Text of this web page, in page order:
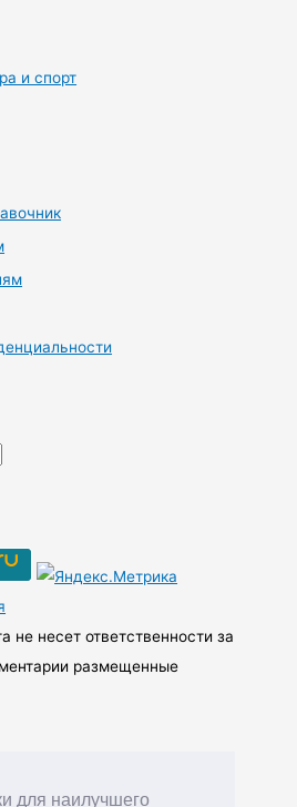
для наилучшего
и спорт
не несет ответственности за
размещенные